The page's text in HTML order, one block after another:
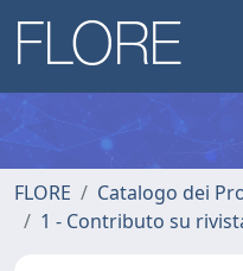
FLORE
Catalogo dei
1 - Contributo su